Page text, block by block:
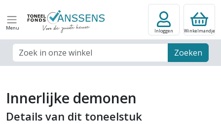
Menu
Zoek veld Zoeken
Inloggen Winkelmandje
Innerlijke demonen
Details van dit toneelstuk